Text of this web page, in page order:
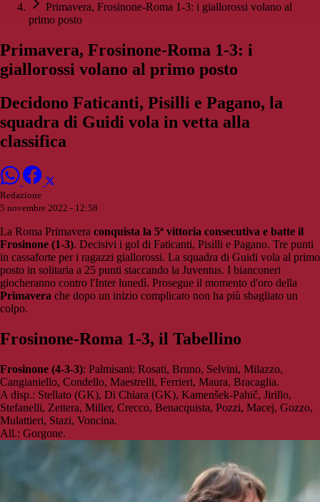
Primavera, Frosinone-Roma 1-3: i giallorossi volano al
primo posto
Primavera, Frosinone-Roma 1-3: i
giallorossi volano al primo posto
Decidono Faticanti, Pisilli e Pagano, la
squadra di Guidi vola in vetta alla
classifica
Redazione
5 novembre 2022 - 12:58
La Roma Primavera conquista la 5ª vittoria consecutiva e batte il
Frosinone (1-3). Decisivi i gol di Faticanti, Pisilli e Pagano. Tre punti
in cassaforte per i ragazzi giallorossi. La squadra di Guidi vola al primo
posto in solitaria a 25 punti staccando la Juventus. I bianconeri
giocheranno contro l'Inter lunedì. Prosegue il momento d'oro della
Primavera che dopo un inizio complicato non ha più sbagliato un
colpo.
Frosinone-Roma 1-3, il Tabellino
Frosinone (4-3-3): Palmisani; Rosati, Bruno, Selvini, Milazzo,
Cangianiello, Condello, Maestrelli, Ferrieri, Maura, Bracaglia.
A disp.: Stellato (GK), Di Chiara (GK), Kamenšek-Pahič, Jirillo,
Stefanelli, Zettera, Miller, Crecco, Benacquista, Pozzi, Macej, Gozzo,
Mulattieri, Stazi, Voncina.
All.: Gorgone.